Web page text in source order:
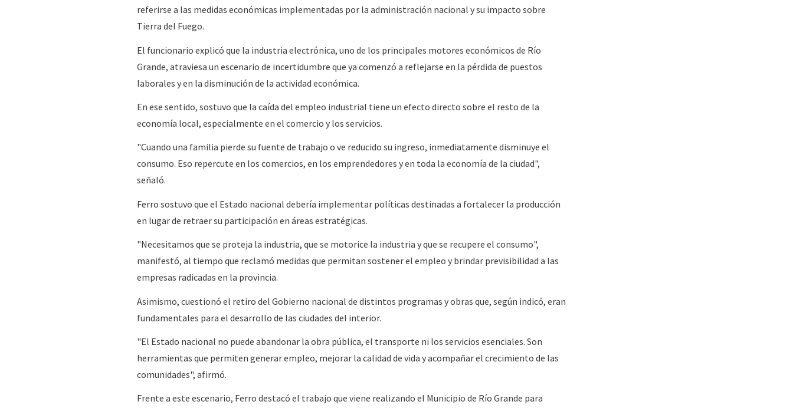
referirse a las medidas económicas implementadas por la administración nacional y su impacto sobre
Tierra del Fuego.
El funcionario explicó que la industria electrónica, uno de los principales motores económicos de Río
Grande, atraviesa un escenario de incertidumbre que ya comenzó a reflejarse en la pérdida de puestos
laborales y en la disminución de la actividad económica.
En ese sentido, sostuvo que la caída del empleo industrial tiene un efecto directo sobre el resto de la
economía local, especialmente en el comercio y los servicios.
"Cuando una familia pierde su fuente de trabajo o ve reducido su ingreso, inmediatamente disminuye el
consumo. Eso repercute en los comercios, en los emprendedores y en toda la economía de la ciudad",
señaló.
Ferro sostuvo que el Estado nacional debería implementar políticas destinadas a fortalecer la producción
en lugar de retraer su participación en áreas estratégicas.
"Necesitamos que se proteja la industria, que se motorice la industria y que se recupere el consumo",
manifestó, al tiempo que reclamó medidas que permitan sostener el empleo y brindar previsibilidad a las
empresas radicadas en la provincia.
Asimismo, cuestionó el retiro del Gobierno nacional de distintos programas y obras que, según indicó, eran
fundamentales para el desarrollo de las ciudades del interior.
"El Estado nacional no puede abandonar la obra pública, el transporte ni los servicios esenciales. Son
herramientas que permiten generar empleo, mejorar la calidad de vida y acompañar el crecimiento de las
comunidades", afirmó.
Frente a este escenario, Ferro destacó el trabajo que viene realizando el Municipio de Río Grande para